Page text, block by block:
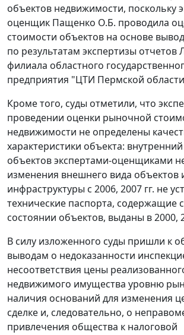
объектов недвижимости, поскольку
оценщик Пащенко О.Б. проводила
стоимости объектов на основе
по результатам экспертизы отчетов
филиала областного
предприятия "ЦТИ Пермской
Кроме того, суды отметили, что
проведении оценки рыночной
недвижимости не определены
характеристики объекта:
объектов экспертами-оценщиками
изменения внешнего вида
инфраструктуры с 2006, 2007 гг. не
технические паспорта, содержащие
состоянии объектов, выданы в 2000,
В силу изложенного суды пришли к
выводам о недоказанности
несоответствия цены
недвижимого имущества уровню
наличия оснований для изменения
сделке и, следовательно, о
привлечения общества к налоговой